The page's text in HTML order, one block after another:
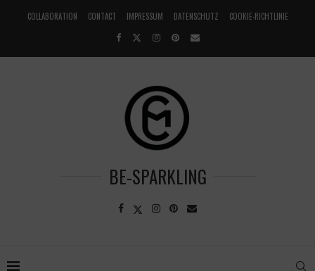
COLLABORATION CONTACT IMPRESSUM DATENSCHUTZ COOKIE-RICHTLINIE
BE-SPARKLING